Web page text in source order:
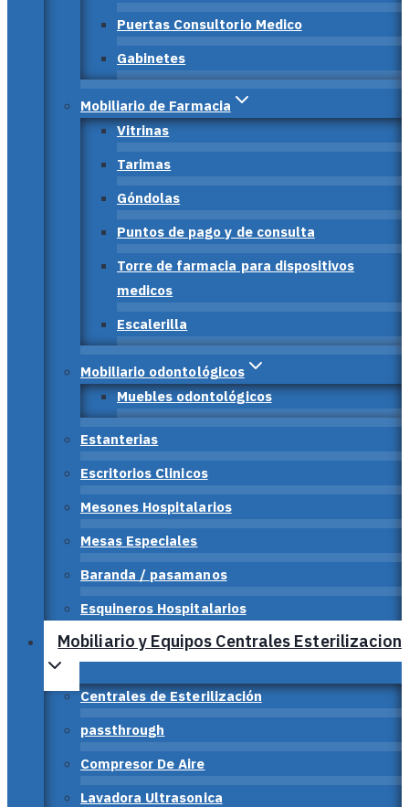
Puertas Consultorio Medico
Gabinetes
Mobiliario de Farmacia
Vitrinas
Tarimas
Góndolas
Puntos de pago y de consulta
Torre de farmacia para dispositivos
medicos
Escalerilla
Mobiliario odontológicos
Muebles odontológicos
Estanterias
Escritorios Clinicos
Mesones Hospitalarios
Mesas Especiales
Baranda / pasamanos
Esquineros Hospitalarios
Mobiliario y Equipos Centrales Esterilizacion
Centrales de Esterilización
passthrough
Compresor De Aire
Lavadora Ultrasonica